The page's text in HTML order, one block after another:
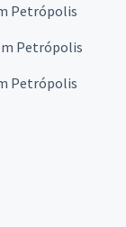
Petrópolis
Petrópolis
Petrópolis